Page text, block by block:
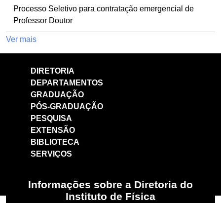
Processo Seletivo para contratação emergencial de
Professor Doutor
Ver mais
DIRETORIA
DEPARTAMENTOS
GRADUAÇÃO
PÓS-GRADUAÇÃO
PESQUISA
EXTENSÃO
BIBLIOTECA
SERVIÇOS
Informações sobre a Diretoria do
Instituto de Física